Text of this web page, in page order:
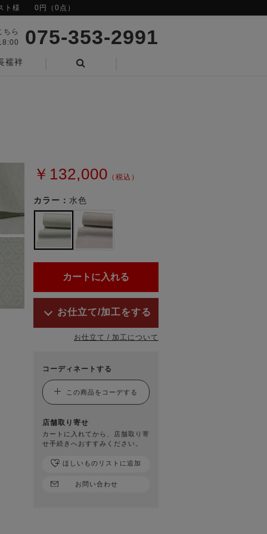
ト様 0円（0点）
ちら
075-353-2991
襦袢
￥132,000 （税込）
カラー： 水色
お仕立て/加工をする
お仕立て / 加工について
コーディネートする
この商品をコーデする
店舗取り寄せ
カートに入れてから、店舗取り寄
せ手続きへおすすみください。
お問い合わせ
ほしいものリストに追加